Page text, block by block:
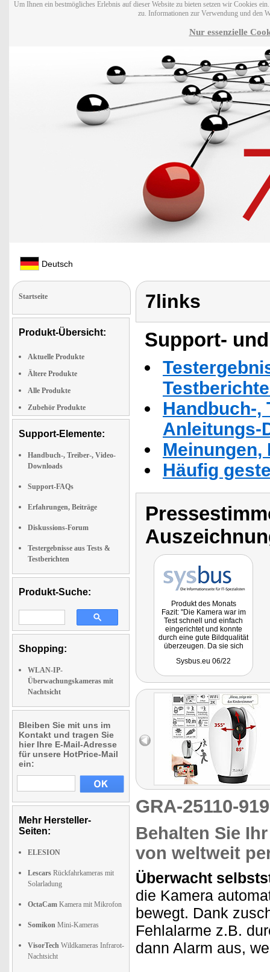
Um Ihnen ein bestmögliches Erlebnis auf dieser Website zu bieten setzen wir Cookies
zu. Informationen zur Verwendung und den
Nur essenzielle
Deutsch
Startseite
Produkt-Übersicht:
Aktuelle Produkte
Ältere Produkte
Alle Produkte
Zubehör Produkte
Support-Elemente:
Handbuch-, Treiber-, Video-
Downloads
Support-FAQs
Erfahrungen, Beiträge
Diskussions-Forum
Testergebnisse aus Tests &
Testberichten
Produkt-Suche:
Shopping:
WLAN-IP-
Überwachungskameras mit
Nachtsicht
Bleiben Sie mit uns im
Kontakt und tragen Sie
hier Ihre E-Mail-Adresse
für unsere HotPrice-Mail
ein:
Mehr Hersteller-
Seiten:
ELESION
Lescars Rückfahrkameras mit
Solarladung
OctaCam Kamera mit Mikrofon
Somikon Mini-Kameras
VisorTech Wildkameras Infrarot-
Nachtsicht
7links
Support-
Handbuch-,
Anleitungs-
Häufig
Produkt des Monats
Fazit: "Die Kamera war im
Test schnell und einfach
eingerichtet und konnte
durch eine gute Bildqualität
überzeugen. Da sie sich
sich zur Überwachung
verzerren. Die
Bewegungsverfolgungsfunktion
arbeitete im Test
einwandfrei. Außerdem
kann man sagen, dass die
Kamera über ein
hervorragendes
Preis/Leistungsverhältnis
verfügt."
Sysbus.eu 06/22
GRA-25110-
Behalten Sie
von weltweit
Überwacht
die Kamera
bewegt. Dank
Fehlalarme z.B.
dann Alarm aus,